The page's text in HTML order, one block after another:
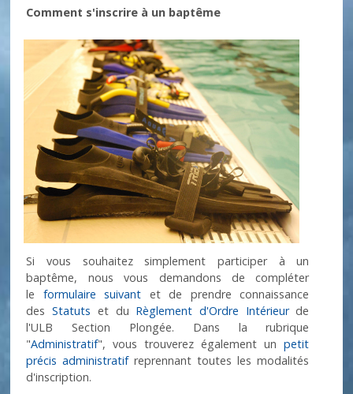
Comment s'inscrire à un baptême
Si vous souhaitez simplement participer à un
baptême, nous vous demandons de compléter
le formulaire suivant et de prendre connaissance
desStatuts et du Règlement d'Ordre Intérieurde
l'ULB Section Plongée. Dans la rubrique
"Administratif", vous trouverez également unpetit
précis administratifreprennant toutes les modalités
d'inscription.